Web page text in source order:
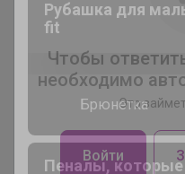
Чтобы
необходимо
Это
Войти
Рюкзаки
приятное —
самый вместе с